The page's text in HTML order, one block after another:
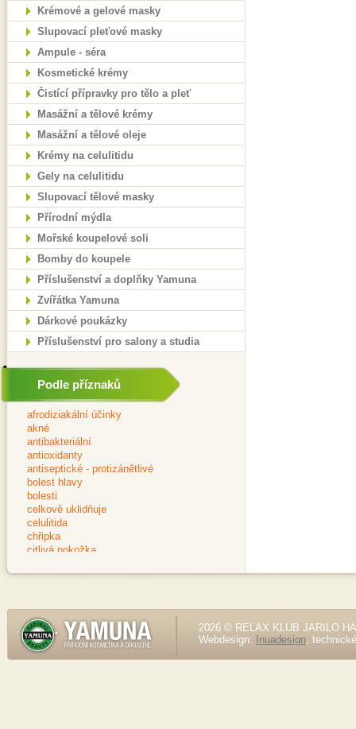
Krémové a gelové masky
Slupovací pleťové masky
Ampule - séra
Kosmetické krémy
Čistící přípravky pro tělo a pleť
Masážní a tělové krémy
Masážní a tělové oleje
Krémy na celulitidu
Gely na celulitidu
Slupovací tělové masky
Přírodní mýdla
Mořské koupelové soli
Bomby do koupele
Příslušenství a doplňky Yamuna
Zvířátka Yamuna
Dárkové poukázky
Příslušenství pro salony a studia
Podle příznaků
2026 © RELAX KLUB JARILO
Webdesign:
Inuadesign,